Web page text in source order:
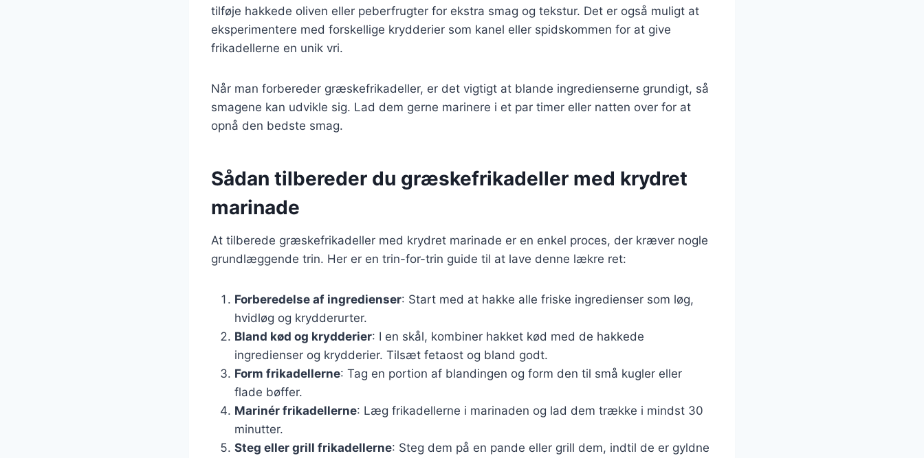
tilføje hakkede oliven eller peberfrugter for ekstra smag og tekstur. Det er også muligt at
eksperimentere med forskellige krydderier som kanel eller spidskommen for at give
frikadellerne en unik vri.
Når man forbereder græskefrikadeller, er det vigtigt at blande ingredienserne grundigt, så
smagene kan udvikle sig. Lad dem gerne marinere i et par timer eller natten over for at
opnå den bedste smag.
Sådan tilbereder du græskefrikadeller med krydret
marinade
At tilberede græskefrikadeller med krydret marinade er en enkel proces, der kræver nogle
grundlæggende trin. Her er en trin-for-trin guide til at lave denne lækre ret:
Forberedelse af ingredienser: Start med at hakke alle friske ingredienser som løg,
hvidløg og krydderurter.
Bland kød og krydderier: I en skål, kombiner hakket kød med de hakkede
ingredienser og krydderier. Tilsæt fetaost og bland godt.
Form frikadellerne: Tag en portion af blandingen og form den til små kugler eller
flade bøffer.
Marinér frikadellerne: Læg frikadellerne i marinaden og lad dem trække i mindst 30
minutter.
Steg eller grill frikadellerne: Steg dem på en pande eller grill dem, indtil de er gyldne